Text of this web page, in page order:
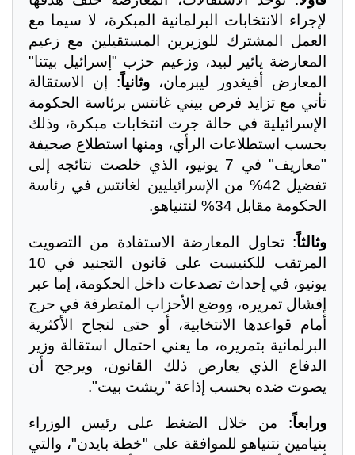
لإجراء الانتخابات البرلمانية المبكرة، لا سيما مع
العمل المشترك للوزيرين المستقيلين مع زعيم
المعارضة يائير لبيد، وزعيم حزب "إسرائيل بيتنا"
المعارض أفيغدور ليبرمان، وثانياً: إن الاستقالة
تأتي مع تزايد فرص بيني غانتس برئاسة الحكومة
الإسرائيلية في حالة جرت انتخابات مبكرة، وذلك
بحسب استطلاعات الرأي، ومنها استطلاع صحيفة
"معاريف" في 7 يونيو، الذي خلصت نتائجه إلى
تفضيل 42% من الإسرائيليين لغانتس في رئاسة
الحكومة مقابل 34% لنتنياهو.
وثالثاً: تحاول المعارضة الاستفادة من التصويت
المرتقب للكنيست على قانون التجنيد في 10
يونيو، في إحداث تصدعات داخل الحكومة، إما عبر
إفشال تمريره، ووضع الأحزاب المتطرفة في حرج
أمام قواعدها الانتخابية، أو حتى لنجاح الأكثرية
البرلمانية بتمريره، ما يعني احتمال استقالة وزير
الدفاع الذي يعارض ذلك القانون، ويرجح أن
يصوت ضده بحسب إذاعة "ريشت بيت".
ورابعاً: من خلال الضغط على رئيس الوزراء
بنيامين نتنياهو للموافقة على "خطة بايدن"، والتي